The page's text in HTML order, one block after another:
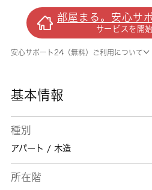
物件です。令和8
定のうれしい物件
い環境が嬉しい
探しを 城南コミ
部屋まる。安心サ
サービスを開
安心サポート24（無料）ご利用について
基本情報
種別
アパート / 木造
所在階